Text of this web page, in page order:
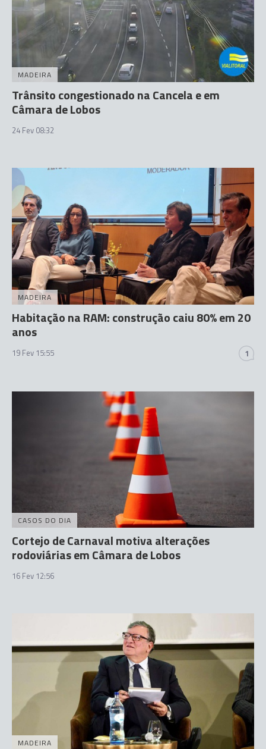
MADEIRA
Trânsito congestionado na Cancela e em
Câmara de Lobos
24 Fev 08:32
MADEIRA
Habitação na RAM: construção caiu 80% em 20
anos
19 Fev 15:55 1
CASOS DO DIA
Cortejo de Carnaval motiva alterações
rodoviárias em Câmara de Lobos
16 Fev 12:56
MADEIRA